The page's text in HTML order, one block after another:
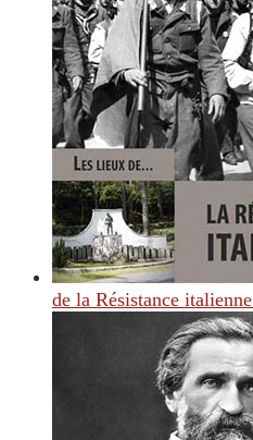
de la Résistance italienne